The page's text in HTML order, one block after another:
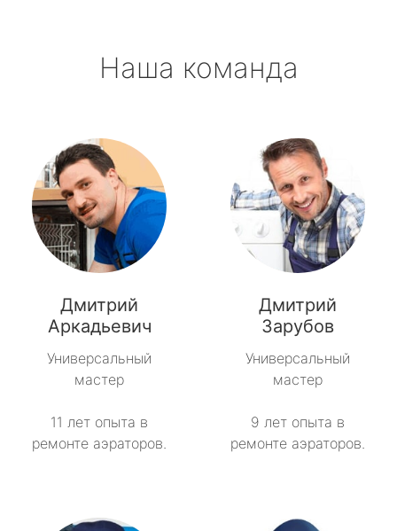
Наша команда
Дмитрий
Аркадьевич
Универсальный
мастер
11 лет опыта в
ремонте аэраторов.
Дмитрий
Зарубов
Универсальный
мастер
9 лет опыта в
ремонте аэраторов.